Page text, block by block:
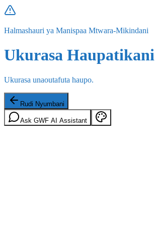
Halmashauri ya Manispaa Mtwara-Mikindani
Ukurasa Haupatikani
Ukurasa unaoutafuta haupo.
Rudi Nyumbani
Ask GWF AI Assistant